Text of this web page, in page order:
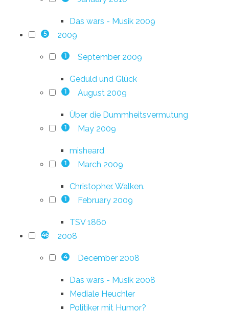
Das wars - Musik 2009
5 2009
1 September 2009
Geduld und Glück
1 August 2009
Über die Dummheitsvermutung
1 May 2009
misheard
1 March 2009
Christopher. Walken.
1 February 2009
TSV 1860
46 2008
4 December 2008
Das wars - Musik 2008
Mediale Heuchler
Politiker mit Humor?